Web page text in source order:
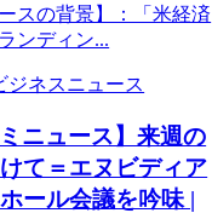
スの背景】：「米経済
ンディン...
ジネスニュース
ニュース】来週の
て＝エヌビディア
ール会議を吟味 |